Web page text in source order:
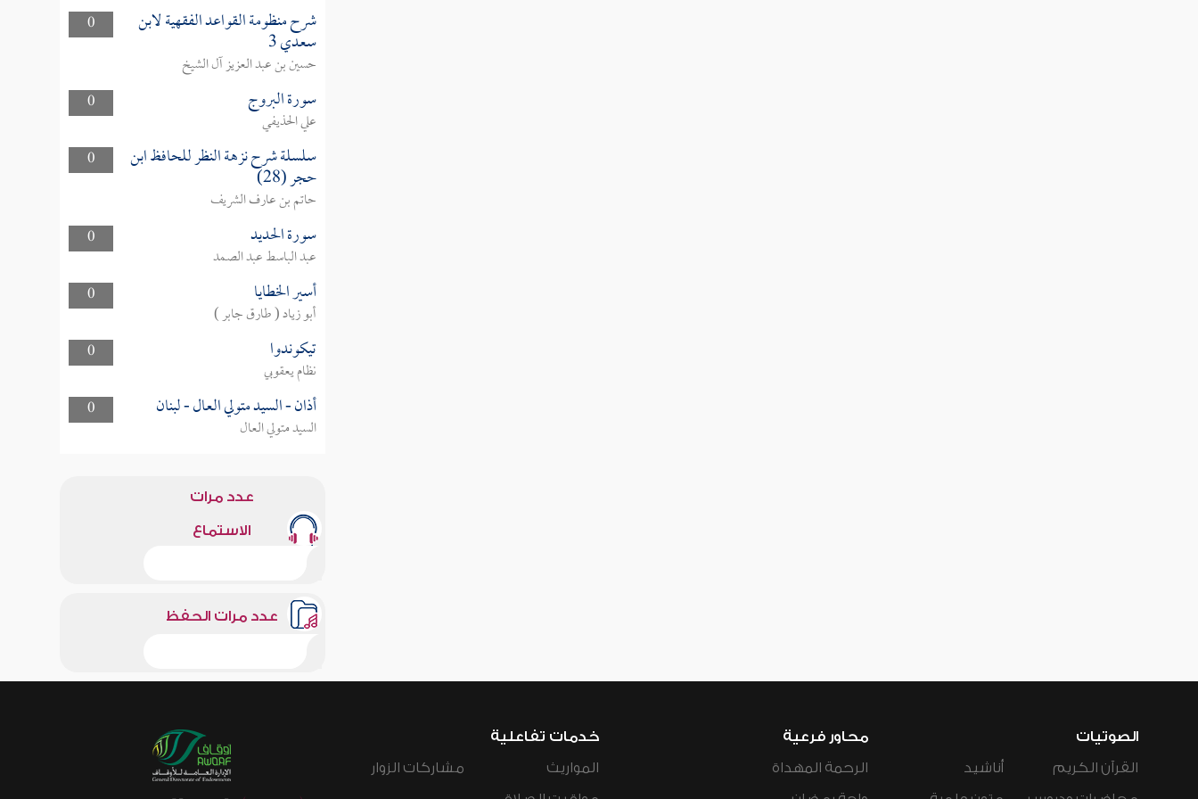
0 شرح منظومة القواعد الفقهية لابن
سعدي 3
حسين بن عبد العزيز آل الشيخ
0
سورة البروج
علي الحذيفي
0
سلسلة شرح نزهة النظر للحافظ ابن
حجر (28)
حاتم بن عارف الشريف
0
سورة الحديد
عبد الباسط عبد الصمد
0
أسير الخطايا
أبو زياد ( طارق جابر )
0
تيكوندوا
نظام يعقوبي
0
أذان - السيد متولي العال - لبنان
السيد متولي العال
عدد مرات
الاستماع
عدد مرات الحفظ
الصوتيات
القرآن الكريم
أناشيد
محاور فرعية
الرحمة المهداة
خدمات تفاعلية
المواريث
مشاركات الزوار